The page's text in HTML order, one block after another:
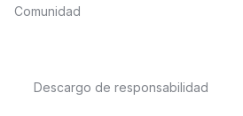
Comunidad
Descargo de responsabilidad